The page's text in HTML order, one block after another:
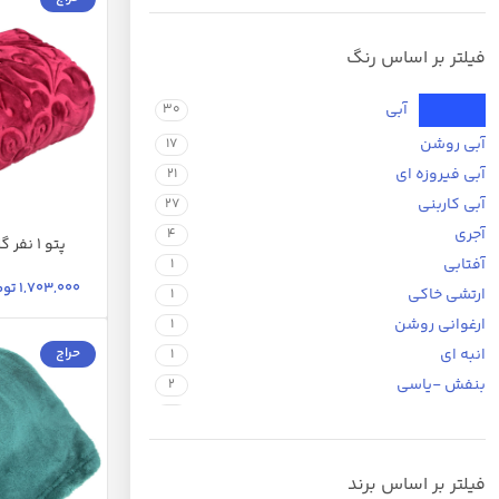
فیلتر بر اساس رنگ
آبی 30
آبی روشن 17
آبی فیروزه ای 21
آبی کاربنی 27
آجری 4
آفتابی 1
ارتشی خاکی 1
ارغوانی روشن 1
انبه ای 1
بنفش -یاسی 2
تیتانیوم صحرایی 1
خردلی
فیلتر بر اساس برند
آبی کاربنی
سدری
1,703,000
حراج